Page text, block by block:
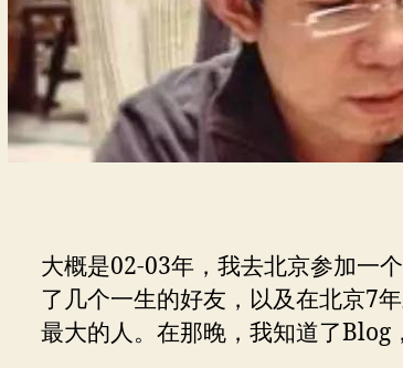
大概是02-03年，我去北京参加一
了几个一生的好友，以及在北京7
最大的人。在那晚，我知道了Blog